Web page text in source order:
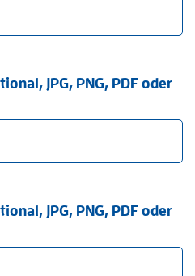
JPG, PNG, PDF oder
JPG, PNG, PDF oder